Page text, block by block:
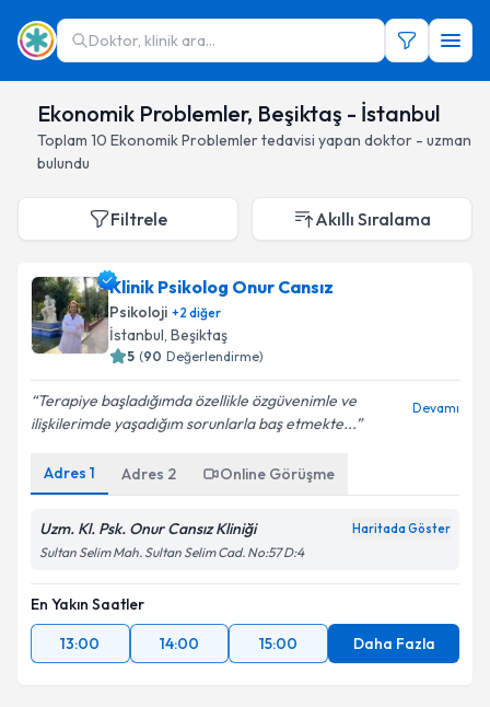
Doktor, klinik ara...
Ekonomik Problemler, Beşiktaş - İstanbul
Toplam 10 Ekonomik Problemlertedavisi yapan doktor - uzman
bulundu
Filtrele Akıllı Sıralama
Klinik Psikolog Onur Cansız
Psikoloji +2 diğer
İstanbul, Beşiktaş
5 (90 Değerlendirme)
Terapiye başladığımda özellikle özgüvenimle ve
ilişkilerimde yaşadığım sorunlarla baş etmekte...
Devamı
Adres 1 Adres 2 Online Görüşme
Uzm. Kl. Psk. Onur Cansız Kliniği Haritada Göster
Sultan Selim Mah. Sultan Selim Cad. No:57 D:4
En Yakın Saatler
13:00
14:00 15:00 Daha Fazla